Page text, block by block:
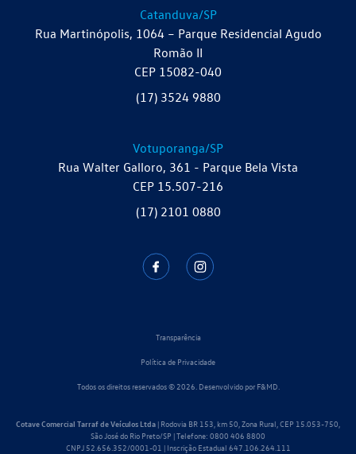
Catanduva/SP
Rua Martinópolis, 1064 – Parque Residencial Agudo
Romão II
CEP 15082-040
(17) 3524 9880
Votuporanga/SP
Rua Walter Galloro, 361 - Parque Bela Vista
CEP 15.507-216
(17) 2101 0880
Transparência
Política de Privacidade
Todos os direitos reservados © 2026. Desenvolvido por F&MD.
Cotave Comercial Tarraf de Veículos Ltda | Rodovia BR 153, km 50, Zona Rural, CEP 15.053-750,
São José do Rio Preto/SP | Telefone: 0800 406 8800
CNPJ 52.656.352/0001-01 | Inscrição Estadual 647.106.264.111